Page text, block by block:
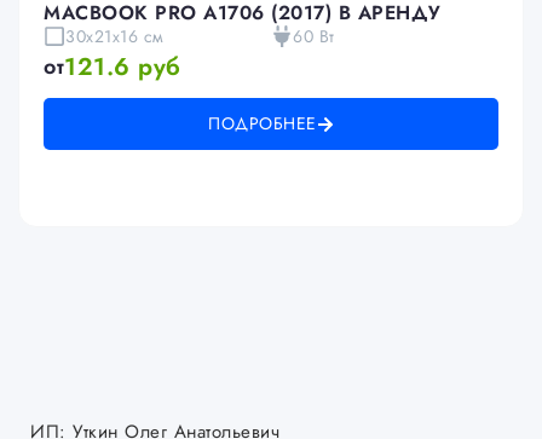
MACBOOK PRO A1706 (2017) В АРЕНДУ
30x21x16 см 60 Вт
от121.6 руб
ПОДРОБНЕЕ
ИП: Уткин Олег Анатольевич